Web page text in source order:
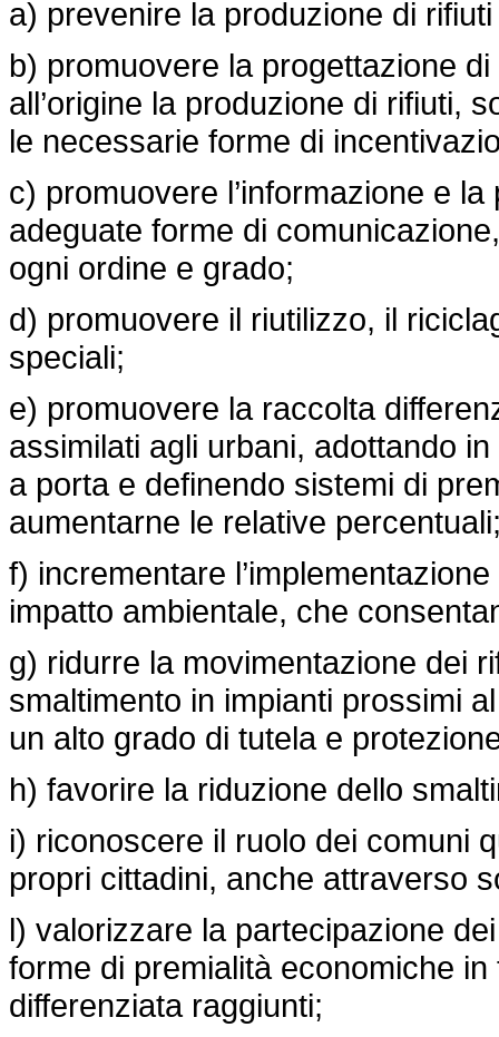
a) prevenire la produzione di
b) promuovere la progettazione
all’origine la produzione di rifiuti,
le necessarie forme di
c) promuovere l’informazione e
adeguate forme di
ogni ordine e grado;
d) promuovere il riutilizzo, il
speciali;
e) promuovere la raccolta
assimilati agli urbani, adottando
a porta e definendo sistemi di
aumentarne le relative
f) incrementare
impatto ambientale, che
g) ridurre la movimentazione dei
smaltimento in impianti prossimi
un alto grado di tutela e
h) favorire la riduzione dello
i) riconoscere il ruolo dei comuni
propri cittadini, anche attraverso
l) valorizzare la partecipazione
forme di premialità economiche
differenziata raggiunti;